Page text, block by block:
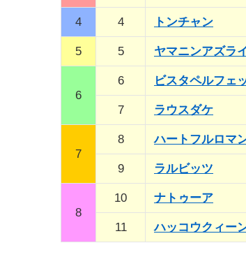
4 4 トンチャン
5 5 ヤマニンアズラ
6
6 ビスタペルフェ
7 ラウスダケ
7
8 ハートフルロマ
9 ラルビッツ
8
10 ナトゥーア
11 ハッコウクィー